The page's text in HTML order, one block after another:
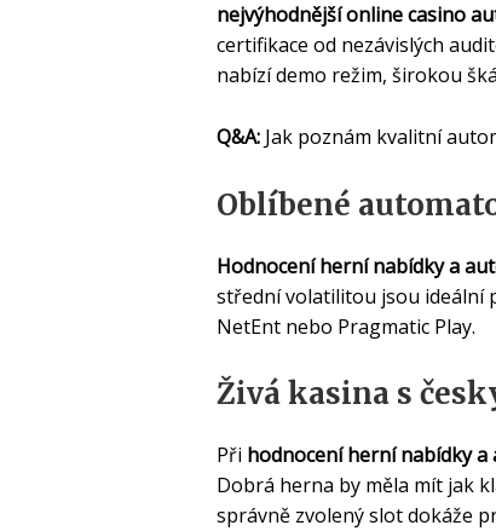
nejvýhodnější online casino
certifikace od nezávislých
nabízí demo režim, širokou
Q&A:Jak poznám kvalitní
Oblíbené
Hodnocení herní nabídky a
střední volatilitou jsou ideální
NetEnt nebo Pragmatic Play.
Živá kasina s
Při hodnocení herní nabídky a
Dobrá herna by měla mít jak
správně zvolený slot dokáže